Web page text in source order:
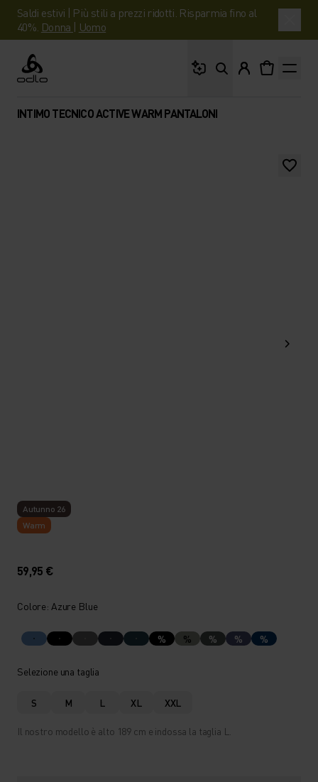
Saldi estivi | Più stili a prezzi ridotti. Risparmia fino al
40%. Donna | Uomo
Odlo
INTIMO TECNICO ACTIVE WARM PANTALONI
Autunno 26
Warm
59,95 €
Colore: Azure Blue
% % % % %
Selezione una taglia
S M L XL XXL
Il nostro modello è alto 189 cm e indossa la taglia L.